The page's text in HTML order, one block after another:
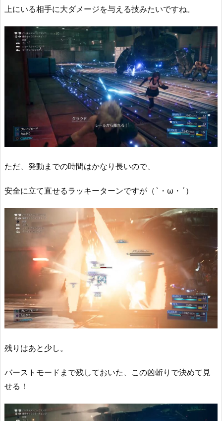
上にいる相手に大ダメージを与える技みたいですね。
ただ、発動までの時間はかなり長いので、
安全に立て直せるラッキーターンですが（`・ω・´）
残りはあと少し。
バーストモードまで残しておいた、この凶斬りで決めて見
せる！